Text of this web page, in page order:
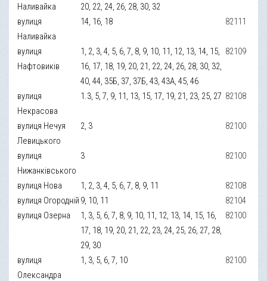
Наливайка
20, 22, 24, 26, 28, 30, 32
вулиця
Наливайка
14, 16, 18 82111
вулиця
Нафтовиків
1, 2, 3, 4, 5, 6, 7, 8, 9, 10, 11, 12, 13, 14, 15,
16, 17, 18, 19, 20, 21, 22, 24, 26, 28, 30, 32,
40, 44, 35Б, 37, 37Б, 43, 43А, 45, 46
82109
вулиця
Некрасова
1.3, 5, 7, 9, 11, 13, 15, 17, 19, 21, 23, 25, 27 82108
вулиця Нечуя
Левицького
2, 3 82100
вулиця
Нижанківського
3 82100
вулиця Нова 1, 2, 3, 4, 5, 6, 7, 8, 9, 11
82108
вулиця Огородній 9, 10, 11
82104
вулиця Озерна
1, 3, 5, 6, 7, 8, 9, 10, 11, 12, 13, 14, 15, 16,
17, 18, 19, 20, 21, 22, 23, 24, 25, 26, 27, 28,
29, 30
82100
вулиця
Олександра
1, 3, 5, 6, 7, 10 82100